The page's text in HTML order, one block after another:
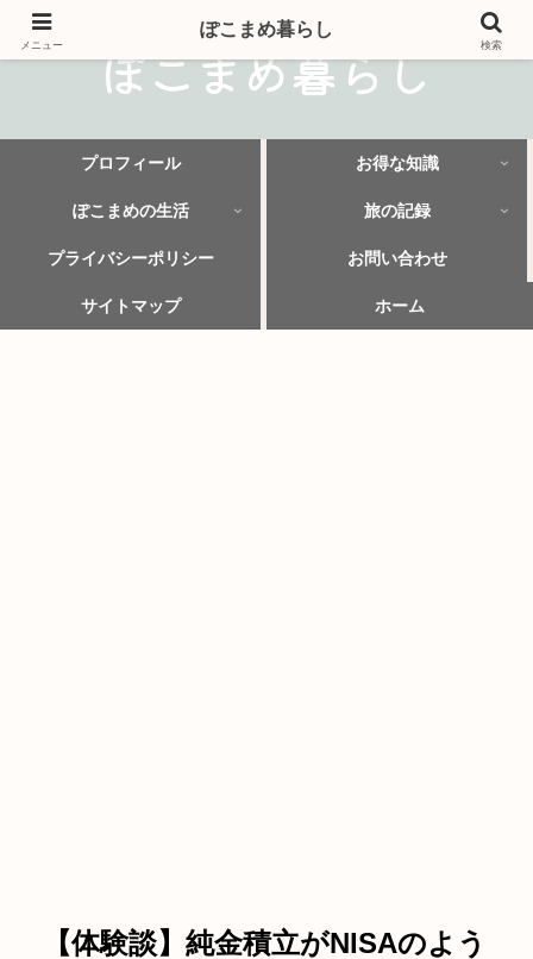
ぽこまめ暮らし
プロフィール お得な知識
ぽこまめの生活 旅の記録
プライバシーポリシー お問い合わせ
サイトマップ ホーム
【体験談】純金積立がNISAのよう
メニュー
ぽこまめ暮らし
検索